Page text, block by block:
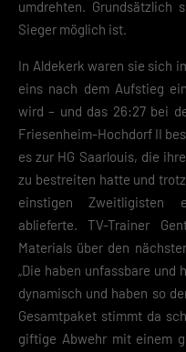
umdrehten. Grundsätzlich
Sieger möglich ist.
In Aldekerk waren sie sich
eins nach dem Aufstieg
wird – und das 26:27 bei
Friesenheim-Hochdorf II
es zur HG Saarlouis, die
zu bestreiten hatte und
einstigen Zweitligisten
ablieferte. TV-Trainer
Materials über den
„Die haben unfassbare und
dynamisch und haben so
Gesamtpaket stimmt da
giftige Abwehr mit einem
unsererDatenschutzerklärung.
Cookies einverstanden. Wir
Wenn du unter 16 Jahre alt
Diensten geben möchtest,
Erlaubnis bitten.
Hier finden Sie eine
Ihre Einwilligung zu ganzen
Informationen anzeigen
auswählen.
Datenschutzeinstellungen
Essenziell (2)